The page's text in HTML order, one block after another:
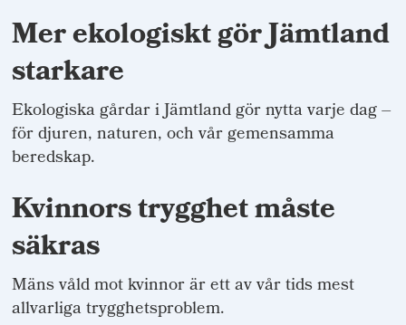
Mer ekologiskt gör Jämtland
starkare
Ekologiska gårdar i Jämtland gör nytta varje dag –
för djuren, naturen, och vår gemensamma
beredskap.
Kvinnors trygghet måste
säkras
Mäns våld mot kvinnor är ett av vår tids mest
allvarliga trygghetsproblem.